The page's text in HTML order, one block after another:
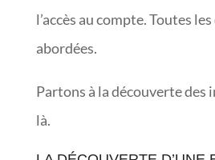
l’accès au compte. Toutes
abordées.
Partons à la découverte des
là.